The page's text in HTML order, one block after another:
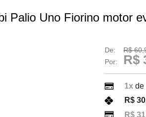
Palio Uno Fiorino motor
De:
R$
Por:
R$
1x de
R$
R$